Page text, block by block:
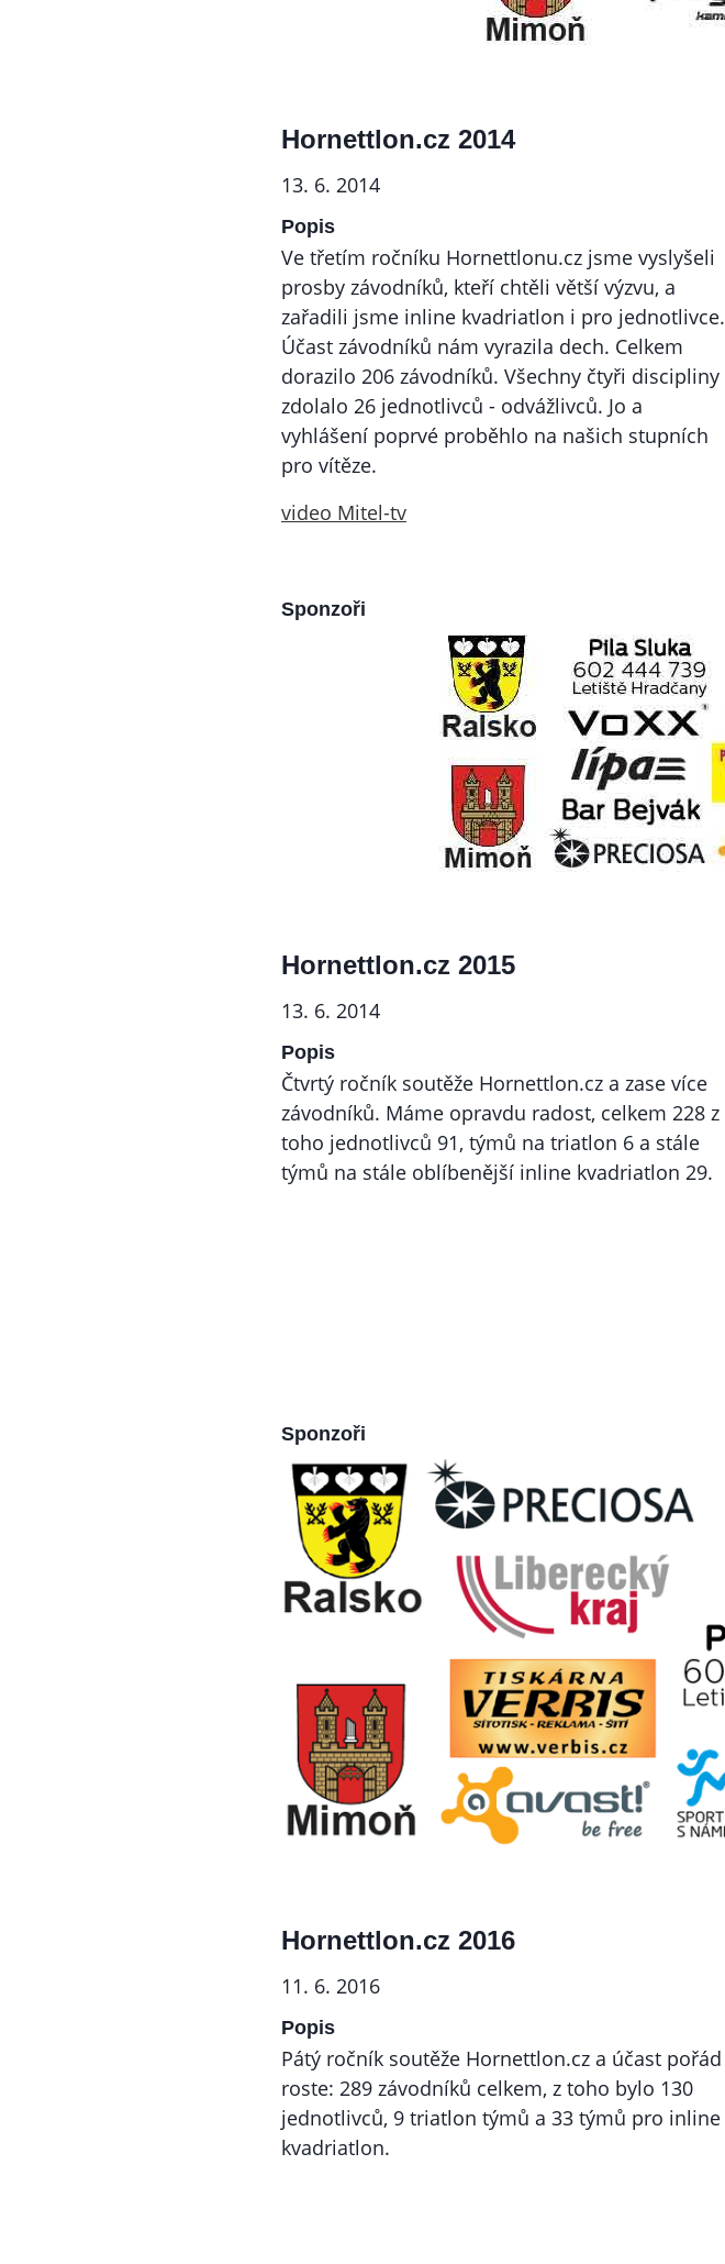
Hornettlon.cz 2014
13. 6. 2014
Popis
Ve třetím ročníku Hornettlonu.cz jsme vyslyšeli
prosby závodníků, kteří chtěli větší výzvu, a
zařadili jsme inline kvadriatlon i pro jednotlivce.
Účast závodníků nám vyrazila dech. Celkem
dorazilo 206 závodníků. Všechny čtyři discipliny
zdolalo 26 jednotlivců - odvážlivců. Jo a
vyhlášení poprvé proběhlo na našich stupních
pro vítěze.
video Mitel-tv
Sponzoři
Hornettlon.cz 2015
13. 6. 2014
Popis
Čtvrtý ročník soutěže Hornettlon.cz a zase více
závodníků. Máme opravdu radost, celkem 228 z
toho jednotlivců 91, týmů na triatlon 6 a stále
týmů na stále oblíbenější inline kvadriatlon 29.
Sponzoři
Hornettlon.cz 2016
11. 6. 2016
Popis
Pátý ročník soutěže Hornettlon.cz a účast pořád
roste: 289 závodníků celkem, z toho bylo 130
jednotlivců, 9 triatlon týmů a 33 týmů pro inline
kvadriatlon.